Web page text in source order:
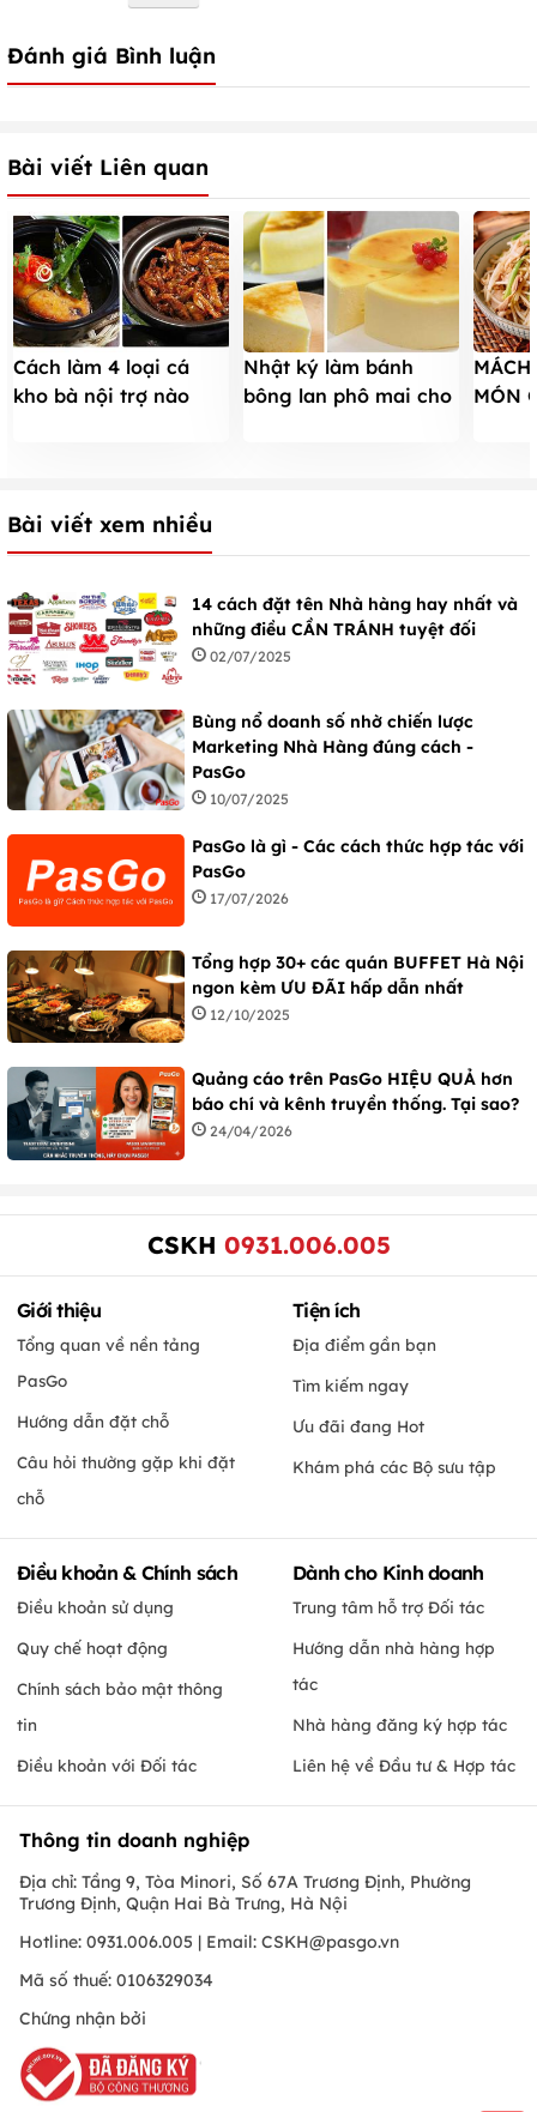
Đánh giá Bình luận
Bài viết Liên quan
Cách làm 4 loại cá
kho bà nội trợ nào
Nhật ký làm bánh
bông lan phô mai cho
MÓN
Bài viết xem nhiều
14 cách đặt tên Nhà hàng hay nhất và
những điều CẦN TRÁNH tuyệt đối
02/07/2025
Bùng nổ doanh số nhờ chiến lược
Marketing Nhà Hàng đúng cách -
PasGo
10/07/2025
PasGo là gì - Các cách thức hợp tác với
PasGo
17/07/2026
Tổng hợp 30+ các quán BUFFET Hà Nội
ngon kèm ƯU ĐÃI hấp dẫn nhất
12/10/2025
Quảng cáo trên PasGo HIỆU QUẢ hơn
báo chí và kênh truyền thống. Tại sao?
24/04/2026
CSKH 0931.006.005
Giới thiệu
Tổng quan về nền tảng
PasGo
Hướng dẫn đặt chỗ
Câu hỏi thường gặp khi đặt
chỗ
Tiện ích
Địa điểm gần bạn
Tìm kiếm ngay
Ưu đãi đang Hot
Khám phá các Bộ sưu tập
Điều khoản & Chính sách
Điều khoản sử dụng
Quy chế hoạt động
Chính sách bảo mật thông
tin
Điều khoản với Đối tác
Dành cho Kinh doanh
Trung tâm hỗ trợ Đối tác
Hướng dẫn nhà hàng hợp
tác
Nhà hàng đăng ký hợp tác
Liên hệ về Đầu tư & Hợp tác
Thông tin doanh nghiệp
Địa chỉ: Tầng 9, Tòa Minori, Số 67A Trương Định, Phường
Trương Định, Quận Hai Bà Trưng, Hà Nội
Hotline: 0931.006.005 | Email: CSKH@pasgo.vn
Mã số thuế: 0106329034
Chứng nhận bởi